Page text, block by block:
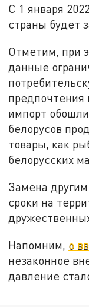
С 1 января
страны будет
Отметим, при
данные
предпочтения
импорт
белорусов
товары, как
белорусских
Замена
сроки на
Напомним, о
незаконное
давление